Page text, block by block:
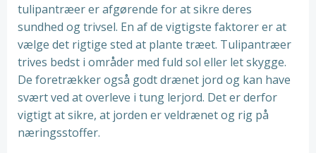
tulipantræer er afgørende for at sikre deres
sundhed og trivsel. En af de vigtigste faktorer er at
vælge det rigtige sted at plante træet. Tulipantræer
trives bedst i områder med fuld sol eller let skygge.
De foretrækker også godt drænet jord og kan have
svært ved at overleve i tung lerjord. Det er derfor
vigtigt at sikre, at jorden er veldrænet og rig på
næringsstoffer.